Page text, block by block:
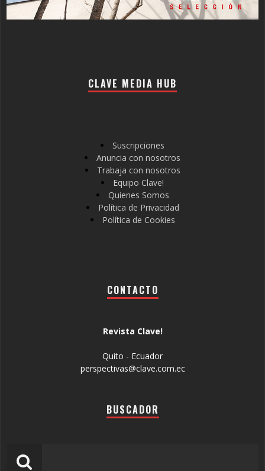
CLAVE MEDIA HUB
Suscripciones
Anuncia con nosotros
Trabaja con nosotros
Equipo Clave!
Quienes Somos
Política de Privacidad
Política de Cookies
CONTACTO
Revista Clave!
Quito - Ecuador
perspectivas@clave.com.ec
BUSCADOR